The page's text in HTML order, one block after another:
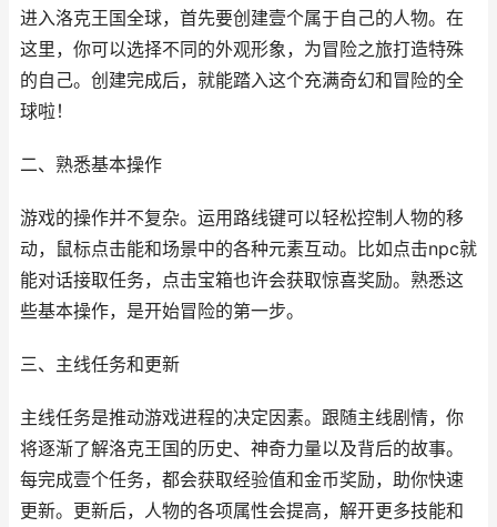
进入洛克王国全球，首先要创建壹个属于自己的人物。在
这里，你可以选择不同的外观形象，为冒险之旅打造特殊
的自己。创建完成后，就能踏入这个充满奇幻和冒险的全
球啦！
二、熟悉基本操作
游戏的操作并不复杂。运用路线键可以轻松控制人物的移
动，鼠标点击能和场景中的各种元素互动。比如点击npc就
能对话接取任务，点击宝箱也许会获取惊喜奖励。熟悉这
些基本操作，是开始冒险的第一步。
三、主线任务和更新
主线任务是推动游戏进程的决定因素。跟随主线剧情，你
将逐渐了解洛克王国的历史、神奇力量以及背后的故事。
每完成壹个任务，都会获取经验值和金币奖励，助你快速
更新。更新后，人物的各项属性会提高，解开更多技能和